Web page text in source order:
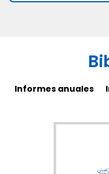
Informes anuales